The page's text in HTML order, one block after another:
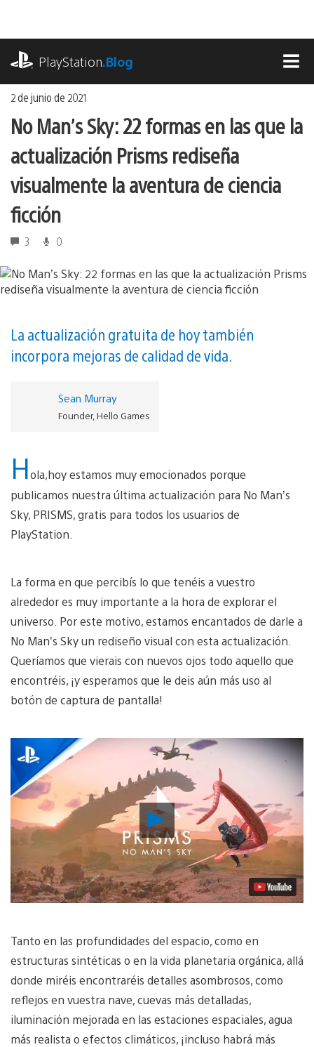
contenido
PlayStation.Blog
2 de junio de 2021
No Man’s Sky: 22 formas en las que la
actualización Prisms rediseña
visualmente la aventura de ciencia
ficción
3 0
La actualización gratuita de hoy también
incorpora mejoras de calidad de vida.
Sean Murray
Founder, Hello Games
Hola,hoy estamos muy emocionados porque
publicamos nuestra última actualización para No Man’s
Sky, PRISMS, gratis para todos los usuarios de
PlayStation.
La forma en que percibís lo que tenéis a vuestro
alrededor es muy importante a la hora de explorar el
universo. Por este motivo, estamos encantados de darle a
No Man’s Sky un rediseño visual con esta actualización.
Queríamos que vierais con nuevos ojos todo aquello que
encontréis, ¡y esperamos que le deis aún más uso al
botón de captura de pantalla!
Reproducir
vídeo
Tanto en las profundidades del espacio, como en
estructuras sintéticas o en la vida planetaria orgánica, allá
donde miréis encontraréis detalles asombrosos, como
reflejos en vuestra nave, cuevas más detalladas,
iluminación mejorada en las estaciones espaciales, agua
más realista o efectos climáticos, ¡incluso habrá más